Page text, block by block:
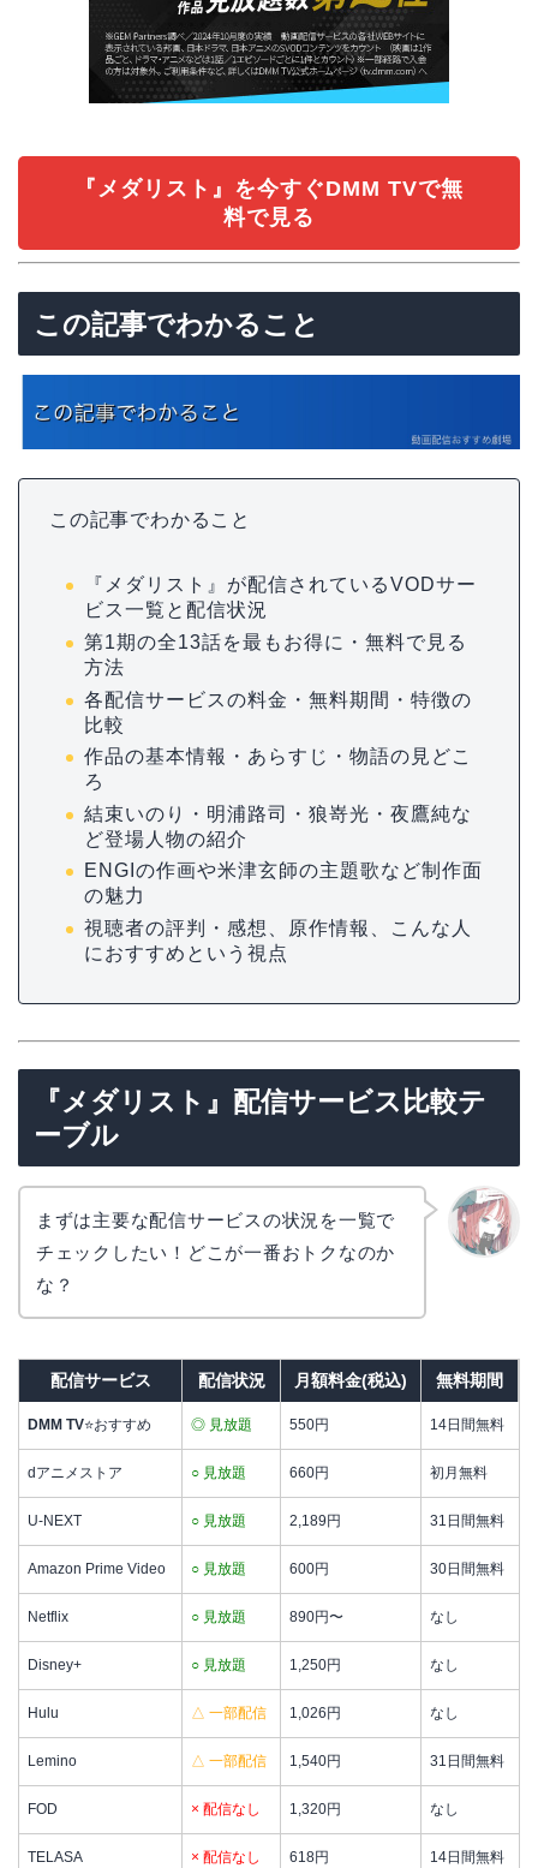
『メダリスト』を今すぐDMM TVで無
料で見る
この記事でわかること
この記事でわかること
『メダリスト』が配信されているVODサー
ビス一覧と配信状況
第1期の全13話を最もお得に・無料で見る
方法
各配信サービスの料金・無料期間・特徴の
比較
作品の基本情報・あらすじ・物語の見どこ
ろ
結束いのり・明浦路司・狼嵜光・夜鷹純な
ど登場人物の紹介
ENGIの作画や米津玄師の主題歌など制作面
の魅力
視聴者の評判・感想、原作情報、こんな人
におすすめという視点
『メダリスト』配信サービス比較テ
ーブル
まずは主要な配信サービスの状況を一覧で
チェックしたい！どこが一番おトクなのか
な？
配信サービス 配信状況 月額料金(税込) 無料期間
DMM TV⭐おすすめ ◎ 見放題 550円 14日間無料
dアニメストア ○ 見放題 660円 初月無料
U-NEXT ○ 見放題 2,189円 31日間無料
Amazon Prime Video ○ 見放題 600円 30日間無料
Netflix ○ 見放題 890円〜 なし
Disney+ ○ 見放題 1,250円 なし
Hulu △ 一部配信 1,026円 なし
Lemino △ 一部配信 1,540円 31日間無料
FOD × 配信なし 1,320円 なし
TELASA × 配信なし 618円 14日間無料